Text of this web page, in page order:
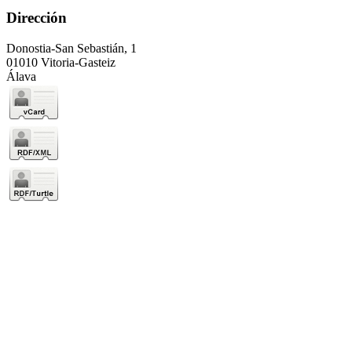
Dirección
Donostia-San Sebastián, 1
01010 Vitoria-Gasteiz
Álava